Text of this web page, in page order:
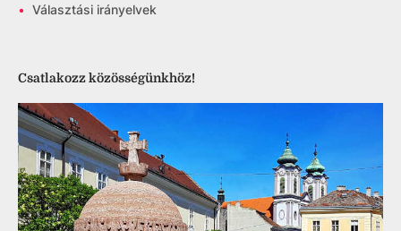
• Választási irányelvek
Csatlakozz közösségünkhöz!